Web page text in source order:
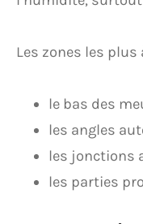
Les zones les plus
le bas des
les angles
les jonctions
les parties